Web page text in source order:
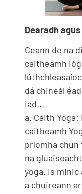
Dearadh
Ceann de na
caitheamh
dá chineál
iad..
a. Caith
caitheamh
príomha
na
yoga. Is minic
a chuireann